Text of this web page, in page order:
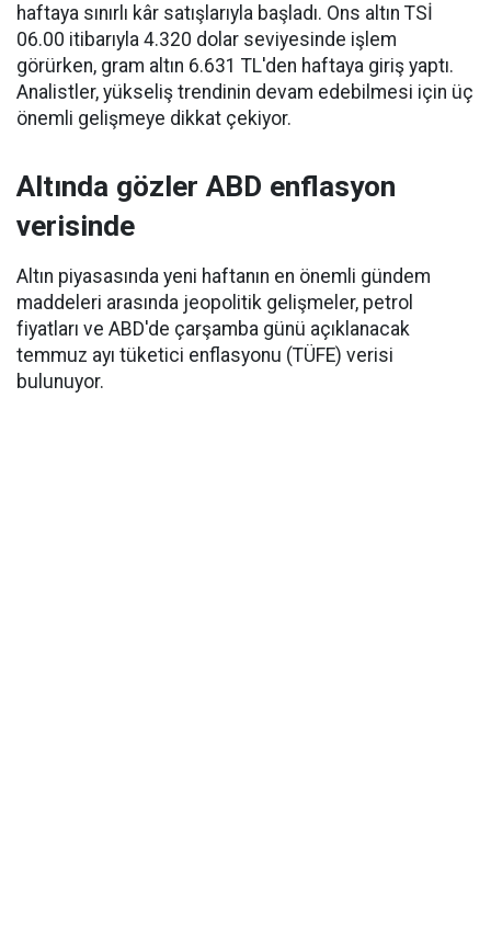
haftaya sınırlı kâr satışlarıyla başladı. Ons altın TSİ
06.00 itibarıyla 4.320 dolar seviyesinde işlem
görürken, gram altın 6.631 TL'den haftaya giriş yaptı.
Analistler, yükseliş trendinin devam edebilmesi için üç
önemli gelişmeye dikkat çekiyor.
Altında gözler ABD enflasyon
verisinde
Altın piyasasında yeni haftanın en önemli gündem
maddeleri arasında jeopolitik gelişmeler, petrol
fiyatları ve ABD'de çarşamba günü açıklanacak
temmuz ayı tüketici enflasyonu (TÜFE) verisi
bulunuyor.